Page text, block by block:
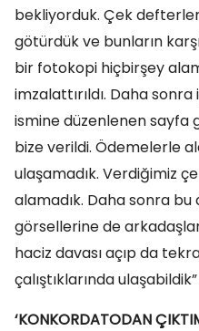
bekliyorduk. Çek
götürdük ve bunların
bir fotokopi hiçbirşey
imzalattırıldı. Daha
ismine düzenlenen sayfa
bize verildi. Ödemelerle
ulaşamadık. Verdiğimiz
alamadık. Daha sonra
görsellerine de
haciz davası açıp da
çalıştıklarında
‘KONKORDATODAN